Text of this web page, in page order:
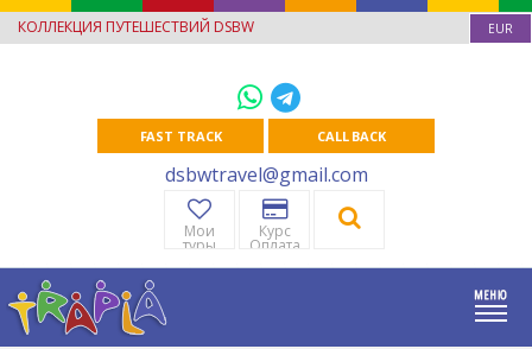
КОЛЛЕКЦИЯ ПУТЕШЕСТВИЙ DSBW EUR
FAST TRACK CALL BACK
dsbwtravel@gmail.com
Мои
туры
Курс
Оплата